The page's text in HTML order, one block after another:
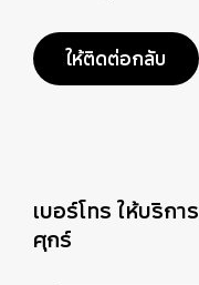
ให้ติดต่อกลับ
เบอร์โทร ให้บริก
ศุกร์